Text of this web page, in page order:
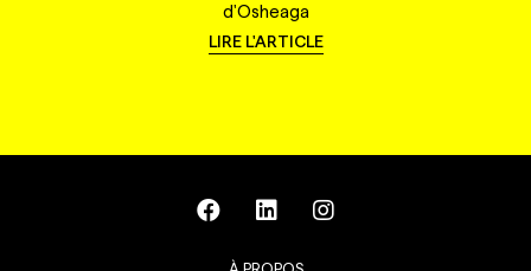
d'Osheaga
LIRE L'ARTICLE